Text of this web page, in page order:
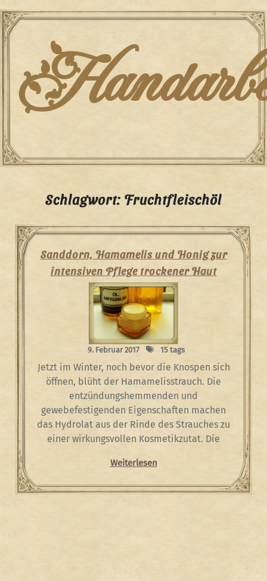
Skip
to
content
Schlagwort: Fruchtfleischöl
Sanddorn, Hamamelis und Honig zur
intensiven Pflege trockener Haut
9. Februar 2017 15 tags
Jetzt im Winter, noch bevor die Knospen sich
öffnen, blüht der Hamamelisstrauch. Die
entzündungshemmenden und
gewebefestigenden Eigenschaften machen
das Hydrolat aus der Rinde des Strauches zu
einer wirkungsvollen Kosmetikzutat. Die
Weiterlesen